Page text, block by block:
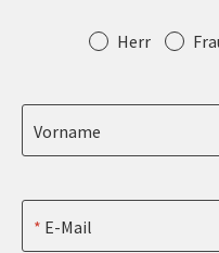
Anrede Herr
Vorname
E-Mail